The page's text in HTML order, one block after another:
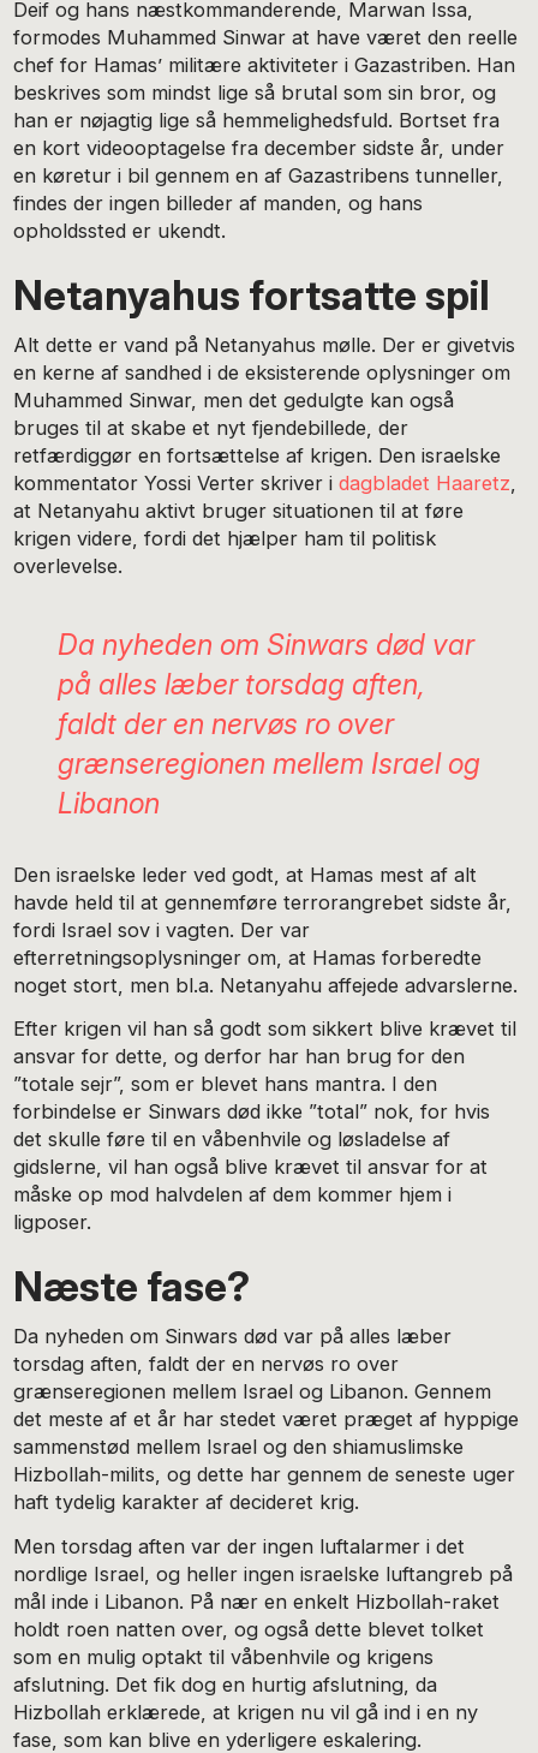
Deif og hans næstkommanderende, Marwan Issa,
formodes Muhammed Sinwar at have været den reelle
chef for Hamas’ militære aktiviteter i Gazastriben. Han
beskrives som mindst lige så brutal som sin bror, og
han er nøjagtig lige så hemmelighedsfuld. Bortset fra
en kort videooptagelse fra december sidste år, under
en køretur i bil gennem en af Gazastribens tunneller,
findes der ingen billeder af manden, og hans
opholdssted er ukendt.
Netanyahus fortsatte spil
Alt dette er vand på Netanyahus mølle. Der er givetvis
en kerne af sandhed i de eksisterende oplysninger om
Muhammed Sinwar, men det gedulgte kan også
bruges til at skabe et nyt fjendebillede, der
retfærdiggør en fortsættelse af krigen. Den israelske
kommentator Yossi Verter skriver idagbladet Haaretz,
at Netanyahu aktivt bruger situationen til at føre
krigen videre, fordi det hjælper ham til politisk
overlevelse.
Da nyheden om Sinwars død var
på alles læber torsdag aften,
faldt der en nervøs ro over
grænseregionen mellem Israel og
Libanon
Den israelske leder ved godt, at Hamas mest af alt
havde held til at gennemføre terrorangrebet sidste år,
fordi Israel sov i vagten. Der var
efterretningsoplysninger om, at Hamas forberedte
noget stort, men bl.a. Netanyahu affejede advarslerne.
Efter krigen vil han så godt som sikkert blive krævet til
ansvar for dette, og derfor har han brug for den
”totale sejr”, som er blevet hans mantra. I den
forbindelse er Sinwars død ikke ”total” nok, for hvis
det skulle føre til en våbenhvile og løsladelse af
gidslerne, vil han også blive krævet til ansvar for at
måske op mod halvdelen af dem kommer hjem i
ligposer.
Næste fase?
Da nyheden om Sinwars død var på alles læber
torsdag aften, faldt der en nervøs ro over
grænseregionen mellem Israel og Libanon. Gennem
det meste af et år har stedet været præget af hyppige
sammenstød mellem Israel og den shiamuslimske
Hizbollah-milits, og dette har gennem de seneste uger
haft tydelig karakter af decideret krig.
Men torsdag aften var der ingen luftalarmer i det
nordlige Israel, og heller ingen israelske luftangreb på
mål inde i Libanon. På nær en enkelt Hizbollah-raket
holdt roen natten over, og også dette blevet tolket
som en mulig optakt til våbenhvile og krigens
afslutning. Det fik dog en hurtig afslutning, da
Hizbollah erklærede, at krigen nu vil gå ind i en ny
fase, som kan blive en yderligere eskalering.